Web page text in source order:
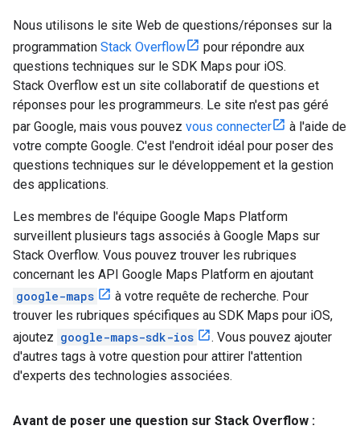
Nous utilisons le site Web de questions/réponses sur la
programmation Stack Overflow
pour répondre aux
questions techniques sur le SDK Maps pour iOS.
Stack Overflow est un site collaboratif de questions et
réponses pour les programmeurs. Le site n'est pas géré
par Google, mais vous pouvez vous connecter
à l'aide de
votre compte Google. C'est l'endroit idéal pour poser des
questions techniques sur le développement et la gestion
des applications.
Les membres de l'équipe Google Maps Platform
surveillent plusieurs tags associés à Google Maps sur
Stack Overflow. Vous pouvez trouver les rubriques
concernant les API Google Maps Platform en ajoutant
google-maps
à votre requête de recherche. Pour
trouver les rubriques spécifiques au SDK Maps pour iOS,
ajoutez google-maps-sdk-ios
. Vous pouvez ajouter
d'autres tags à votre question pour attirer l'attention
d'experts des technologies associées.
Avant de poser une question sur Stack Overflow :